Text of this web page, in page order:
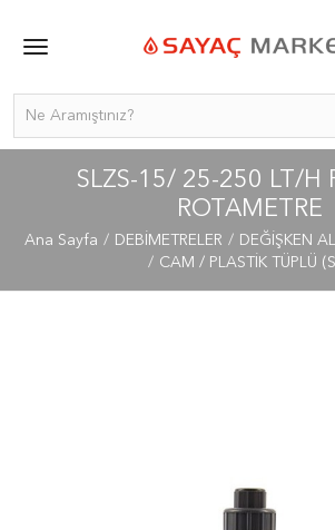
SLZS-15/ 25-250 LT/H
ROTAMETRE
Ana Sayfa DEBİMETRELER
DEĞİŞKEN
CAM / PLASTİK TÜPLÜ